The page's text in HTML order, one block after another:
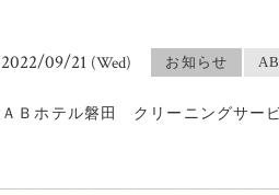
2022/09/21 (Wed) お知らせ
ＡＢホテル磐田 クリーニングサー